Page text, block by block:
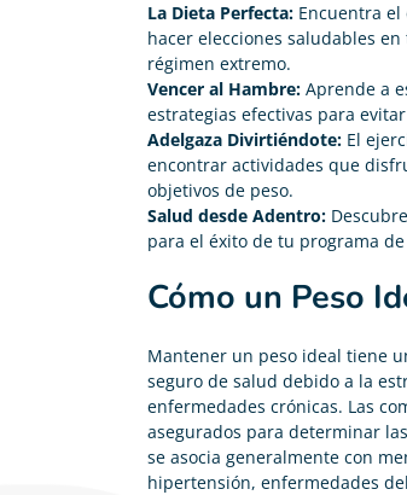
La Dieta Perfecta: Encuentra
hacer elecciones saludables
régimen extremo.
Vencer al Hambre: Aprende a
estrategias efectivas para
Adelgaza Divirtiéndote: El
encontrar actividades que
objetivos de peso.
Salud desde Adentro:
para el éxito de tu programa
Cómo un Peso
Mantener un peso ideal tiene
seguro de salud debido a la
enfermedades crónicas. Las
asegurados para determinar
se asocia generalmente con
hipertensión, enfermedades